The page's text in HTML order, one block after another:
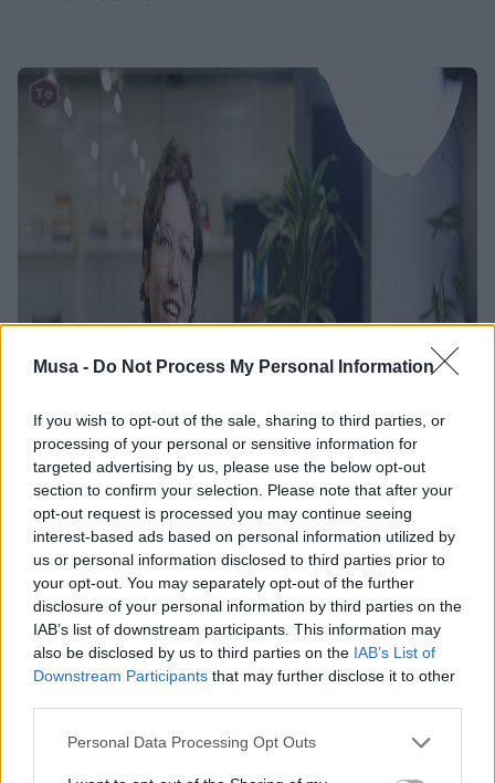
Musa - Do Not Process My Personal Information
If you wish to opt-out of the sale, sharing to third parties, or
processing of your personal or sensitive information for
targeted advertising by us, please use the below opt-out
section to confirm your selection. Please note that after your
opt-out request is processed you may continue seeing
interest-based ads based on personal information utilized by
us or personal information disclosed to third parties prior to
your opt-out. You may separately opt-out of the further
disclosure of your personal information by third parties on the
IAB’s list of downstream participants. This information may
also be disclosed by us to third parties on the IAB’s List of
Downstream Participants that may further disclose it to other
Personal Data Processing Opt Outs